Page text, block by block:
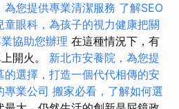
為您提供專業清潔服務 了解SEO
童眼科，為孩子的視力健康把關
協助您辦理 在這種情況下，有
開火。 新北市安養院，為您提
的選擇，打造一個代代相傳的安
專業公司 搬家必看，了解如何選